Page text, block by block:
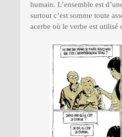
humain. L’ensemble est
surtout c’est somme toute
acerbe où le verbe est utilisé